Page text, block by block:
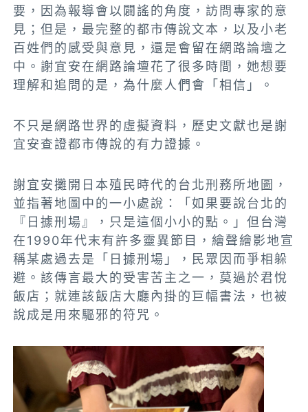
要，因為報導會以闢謠的角度，訪問專家的意
見；但是，最完整的都市傳說文本，以及小老
百姓們的感受與意見，還是會留在網路論壇之
中。謝宜安在網路論壇花了很多時間，她想要
理解和追問的是，為什麼人們會「相信」。
不只是網路世界的虛擬資料，歷史文獻也是謝
宜安查證都市傳說的有力證據。
謝宜安攤開日本殖民時代的台北刑務所地圖，
並指著地圖中的一小處說：「如果要說台北的
『日據刑場』，只是這個小小的點。」但台灣
在1990年代末有許多靈異節目，繪聲繪影地宣
稱某處過去是「日據刑場」，民眾因而爭相躲
避。該傳言最大的受害苦主之一，莫過於君悅
飯店；就連該飯店大廳內掛的巨幅書法，也被
說成是用來驅邪的符咒。